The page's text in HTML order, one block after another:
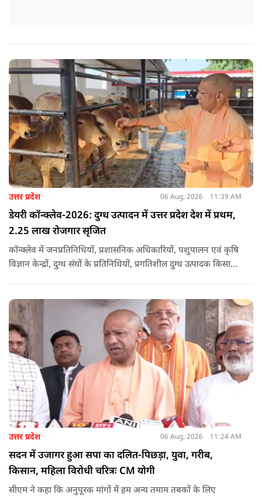
उत्तर प्रदेश 06 Aug, 2026 11:39 AM
डेयरी कॉन्क्लेव-2026: दुग्ध उत्पादन में उत्तर प्रदेश देश में प्रथम,
2.25 लाख रोजगार सृजित
कॉन्क्लेव में जनप्रतिनिधियों, प्रशासनिक अधिकारियों, पशुपालन एवं कृषि
विज्ञान केन्द्रों, दुग्ध संघों के प्रतिनिधियों, प्रगतिशील दुग्ध उत्पादक किसानों,
उत्तर प्रदेश 06 Aug, 2026 11:24 AM
सदन में उजागर हुआ सपा का दलित-पिछड़ा, युवा, गरीब,
किसान, महिला विरोधी चरित्रः CM योगी
सीएम ने कहा कि अनुपूरक मांगों में हम अन्य तमाम तबकों के लिए